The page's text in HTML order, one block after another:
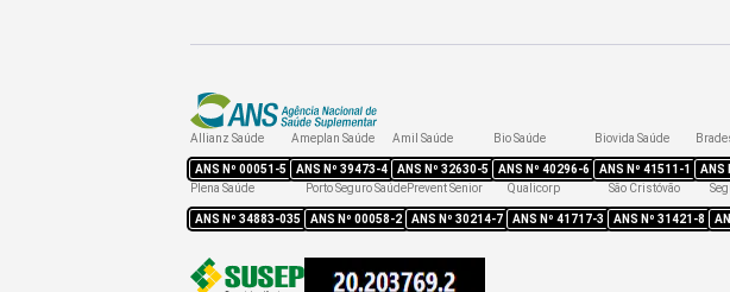
Allianz Saúde
ANS Nº 00051-5
Ameplan Saúde
ANS Nº 39473-4
Amil Saúde
ANS Nº 32630-5
Bio Saúde
ANS Nº 40296-6
Biovida Saúde
ANS Nº 41511-1 ANS
Plena Saúde
ANS Nº 34883-035
Porto Seguro Saúde
ANS Nº 00058-2
Prevent Senior
ANS Nº 30214-7
Qualicorp
ANS Nº 41717-3
São Cristóvão
ANS Nº 31421-8